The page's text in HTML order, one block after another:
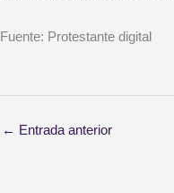
Fuente: Protestante digital
← Entrada anterior